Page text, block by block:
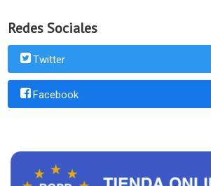
Redes Sociales
Twitter
Facebook